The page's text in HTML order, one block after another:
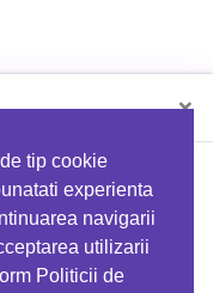
tip cookie
experienta
navigarii
utilizarii
Politicii de
×
folosind codul